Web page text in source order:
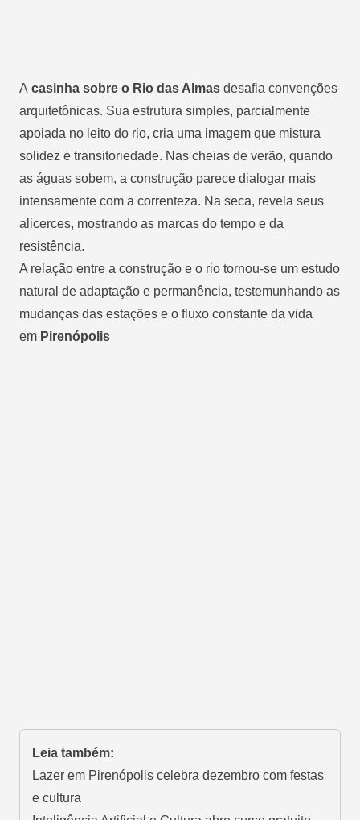
A casinha sobre o Rio das Almas desafia convenções
arquitetônicas. Sua estrutura simples, parcialmente
apoiada no leito do rio, cria uma imagem que mistura
solidez e transitoriedade. Nas cheias de verão, quando
as águas sobem, a construção parece dialogar mais
intensamente com a correnteza. Na seca, revela seus
alicerces, mostrando as marcas do tempo e da
resistência.
A relação entre a construção e o rio tornou-se um estudo
natural de adaptação e permanência, testemunhando as
mudanças das estações e o fluxo constante da vida
em Pirenópolis
Leia também:
Lazer em Pirenópolis celebra dezembro com festas
e cultura